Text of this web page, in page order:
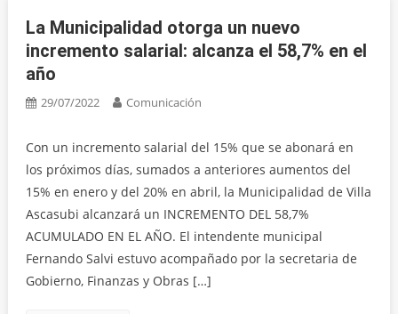
La Municipalidad otorga un nuevo
incremento salarial: alcanza el 58,7% en el
año
29/07/2022 Comunicación
Con un incremento salarial del 15% que se abonará en
los próximos días, sumados a anteriores aumentos del
15% en enero y del 20% en abril, la Municipalidad de Villa
Ascasubi alcanzará un INCREMENTO DEL 58,7%
ACUMULADO EN EL AÑO. El intendente municipal
Fernando Salvi estuvo acompañado por la secretaria de
Gobierno, Finanzas y Obras […]